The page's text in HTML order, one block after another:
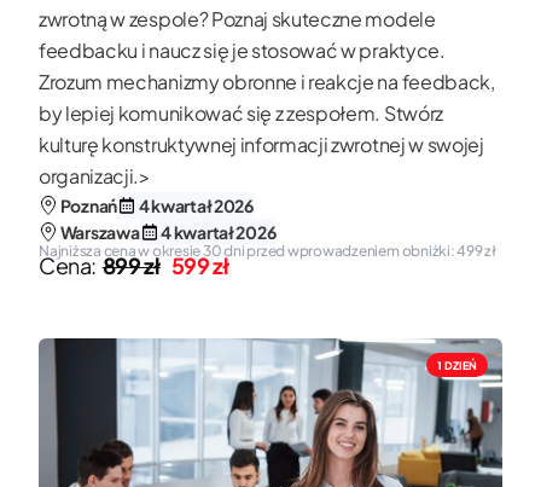
zwrotną w zespole? Poznaj skuteczne modele
feedbacku i naucz się je stosować w praktyce.
Zrozum mechanizmy obronne i reakcje na feedback,
by lepiej komunikować się z zespołem. Stwórz
kulturę konstruktywnej informacji zwrotnej w swojej
organizacji.>
Poznań
4 kwartał 2026
Warszawa
4 kwartał 2026
Cena:899 zł 599 zł
Najniższa cena w okresie 30 dni przed wprowadzeniem obniżki: 499 zł
1 DZIEŃ